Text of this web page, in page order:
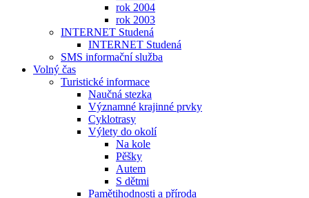
rok 2004
rok 2003
INTERNET Studená
INTERNET Studená
SMS informační služba
Volný čas
Turistické informace
Naučná stezka
Významné krajinné prvky
Cyklotrasy
Výlety do okolí
Na kole
Pěšky
Autem
S dětmi
Pamětihodnosti a příroda